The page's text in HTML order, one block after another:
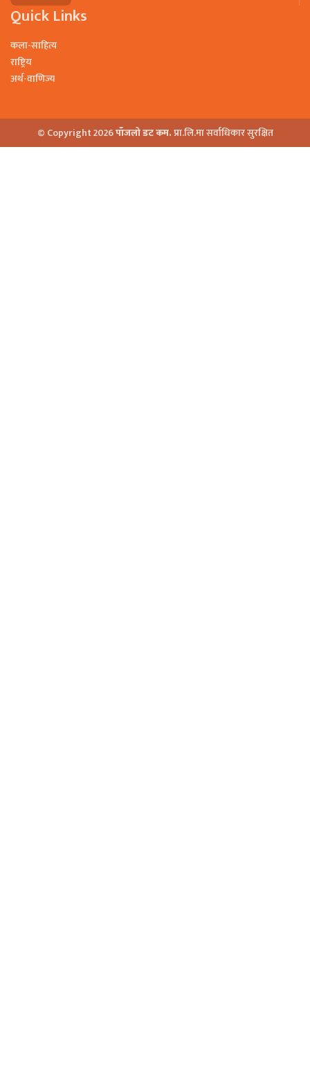
Quick Links
कला-साहित्य
राष्ट्रिय
अर्थ-वाणिज्य
© Copyright 2026पाँजलो डट कम.प्रा.लि.मा सर्वाधिकार सुरक्षित